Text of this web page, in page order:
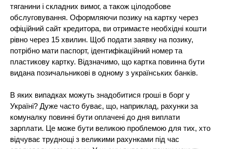
тяганини і складних вимог, а також цілодобове
обслуговування. Оформляючи позику на картку через
офіційний сайт кредитора, ви отримаєте необхідні кошти
рівно через 15 хвилин. Щоб подати заявку на позику,
потрібно мати паспорт, ідентифікаційний номер та
пластикову картку. Відзначимо, що картка повинна бути
видана позичальникові в одному з українських банків.
В яких випадках можуть знадобитися гроші в борг у
Україні? Дуже часто буває, що, наприклад, рахунки за
комуналку повинні бути оплачені до дня виплати
зарплати. Це може бути великою проблемою для тих, хто
відчуває труднощі з великими рахунками під час